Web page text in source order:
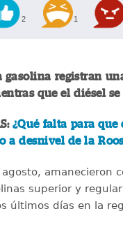
2 1
gasolina registran
que el diésel
¿Qué falta para que
a desnivel de la
amanecieron
superior y
últimos días en la